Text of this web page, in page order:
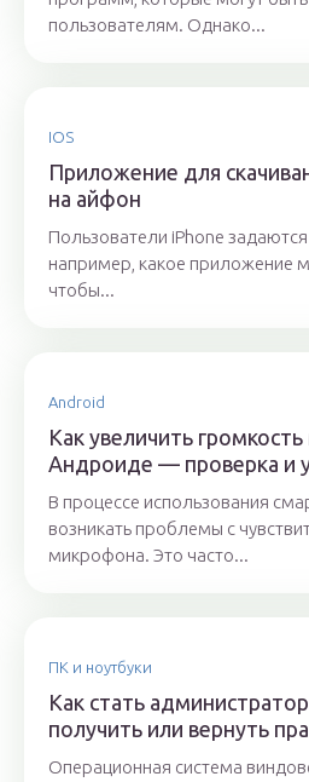
пользователям. Однако...
IOS
Приложение для
на айфон
Пользователи iPhone
например, какое приложение
чтобы...
Android
Как увеличить
Андроиде — проверка и
В процессе использования
возникать проблемы с
микрофона. Это часто...
ПК и ноутбуки
Как стать
получить или вернуть
Операционная система